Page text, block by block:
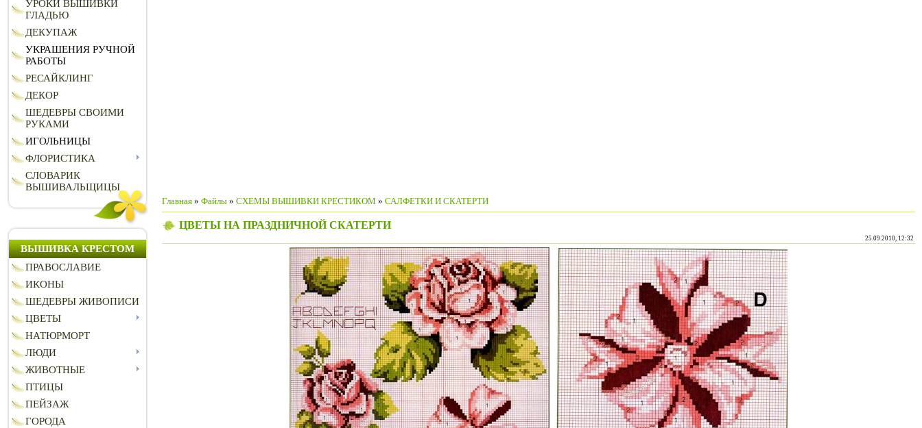
УРОКИ ВЫШИВКИ
ГЛАДЬЮ
ДЕКУПАЖ
УКРАШЕНИЯ РУЧНОЙ
РАБОТЫ
РЕСАЙКЛИНГ
ДЕКОР
ШЕДЕВРЫ СВОИМИ
РУКАМИ
ИГОЛЬНИЦЫ
ФЛОРИСТИКА
СЛОВАРИК
ВЫШИВАЛЬЩИЦЫ
ВЫШИВКА КРЕСТОМ
ПРАВОСЛАВИЕ
ИКОНЫ
ШЕДЕВРЫ ЖИВОПИСИ
ЦВЕТЫ
НАТЮРМОРТ
ЛЮДИ
ЖИВОТНЫЕ
ПТИЦЫ
ПЕЙЗАЖ
ГОРОДА
Главная » Файлы » СХЕМЫ ВЫШИВКИ КРЕСТИКОМ » САЛФЕТКИ И СКАТЕРТИ
ЦВЕТЫ НА ПРАЗДНИЧНОЙ СКАТЕРТИ
25.09.2010, 12:32